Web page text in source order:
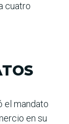
cuatro
el mandato
en su